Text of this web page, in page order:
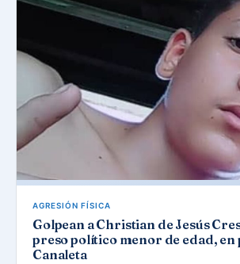
AGRESIÓN FÍSICA
Golpean a Christian de Jesús
preso político menor de edad, en
Canaleta